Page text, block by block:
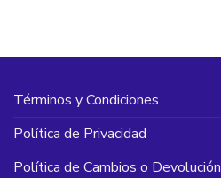
Términos y Condiciones
Política de Privacidad
Política de Cambios o Devolución